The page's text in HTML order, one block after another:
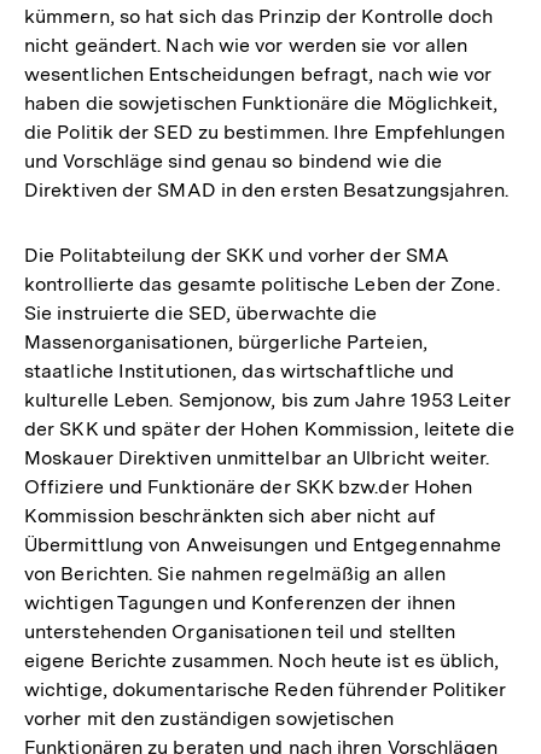
kümmern, so hat sich das Prinzip der Kontrolle doch
nicht geändert. Nach wie vor werden sie vor allen
wesentlichen Entscheidungen befragt, nach wie vor
haben die sowjetischen Funktionäre die Möglichkeit,
die Politik der SED zu bestimmen. Ihre Empfehlungen
und Vorschläge sind genau so bindend wie die
Direktiven der SMAD in den ersten Besatzungsjahren.
Die Politabteilung der SKK und vorher der SMA
kontrollierte das gesamte politische Leben der Zone.
Sie instruierte die SED, überwachte die
Massenorganisationen, bürgerliche Parteien,
staatliche Institutionen, das wirtschaftliche und
kulturelle Leben. Semjonow, bis zum Jahre 1953 Leiter
der SKK und später der Hohen Kommission, leitete die
Moskauer Direktiven unmittelbar an Ulbricht weiter.
Offiziere und Funktionäre der SKK bzw.der Hohen
Kommission beschränkten sich aber nicht auf
Übermittlung von Anweisungen und Entgegennahme
von Berichten. Sie nahmen regelmäßig an allen
wichtigen Tagungen und Konferenzen der ihnen
unterstehenden Organisationen teil und stellten
eigene Berichte zusammen. Noch heute ist es üblich,
wichtige, dokumentarische Reden führender Politiker
vorher mit den zuständigen sowjetischen
Funktionären zu beraten und nach ihren Vorschlägen